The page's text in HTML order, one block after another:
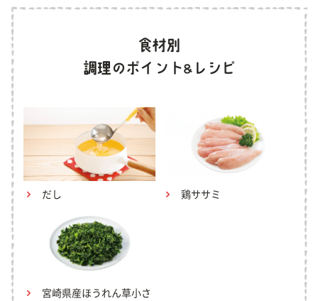
だし 鶏ササミ
宮崎県産ほうれん草小さ